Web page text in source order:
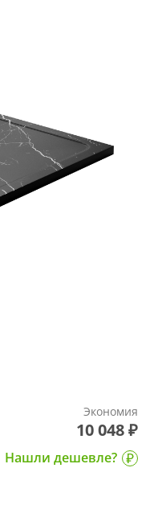
Экономия
10 048 ₽
Нашли дешевле?